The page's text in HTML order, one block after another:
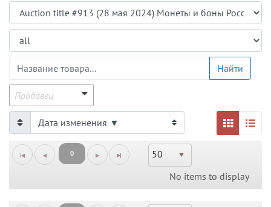
Аукцион
Подраздел
ProductsGrid.ProductName
Найти
Продавец
Продавец
0
50
No items to display